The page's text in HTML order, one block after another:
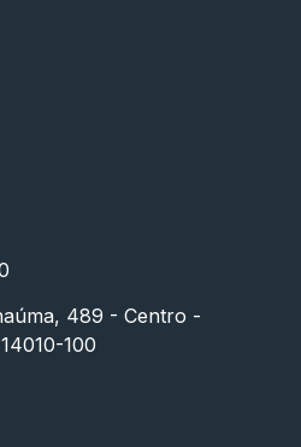
489 - Centro -
100